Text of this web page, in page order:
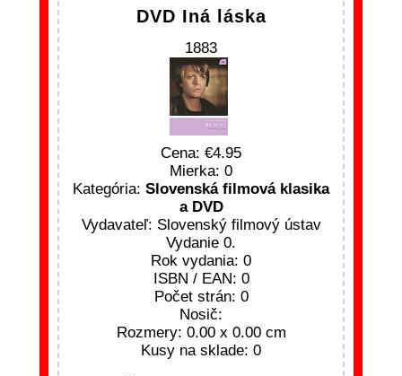
DVD Iná láska
1883
Cena:
4.95
Mierka: 0
Kategória: Slovenská filmová klasika
a DVD
Vydavateľ: Slovenský filmový ústav
Vydanie 0.
Rok vydania: 0
ISBN / EAN: 0
Počet strán: 0
Nosič:
Rozmery: 0.00 x 0.00 cm
Kusy na sklade: 0